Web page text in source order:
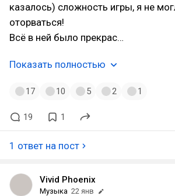
казалось) сложность игры, я не
оторваться!
Всё в ней было прекрас…
Показать полностью
17 10 5 2 1
19 1
1 ответ на пост
Vivid Phoenix
Музыка 22 янв